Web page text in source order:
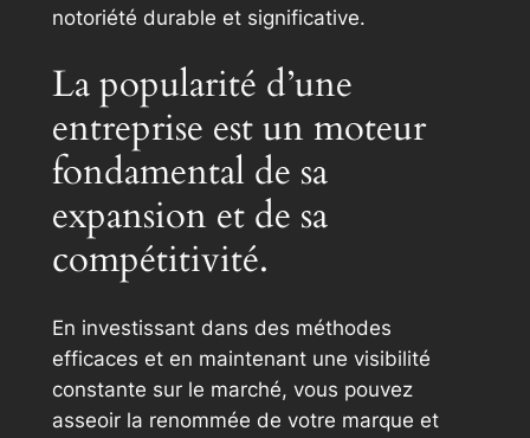
notoriété durable et significative.
La popularité d’une
entreprise est un moteur
fondamental de sa
expansion et de sa
compétitivité.
En investissant dans des méthodes
efficaces et en maintenant une visibilité
constante sur le marché, vous pouvez
asseoir la renommée de votre marque et